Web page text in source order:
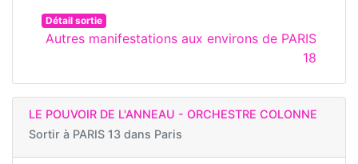
Détail sortie
Autres manifestations aux environs de PARIS
18
LE POUVOIR DE L'ANNEAU - ORCHESTRE COLONNE
Sortir à PARIS 13 dans Paris